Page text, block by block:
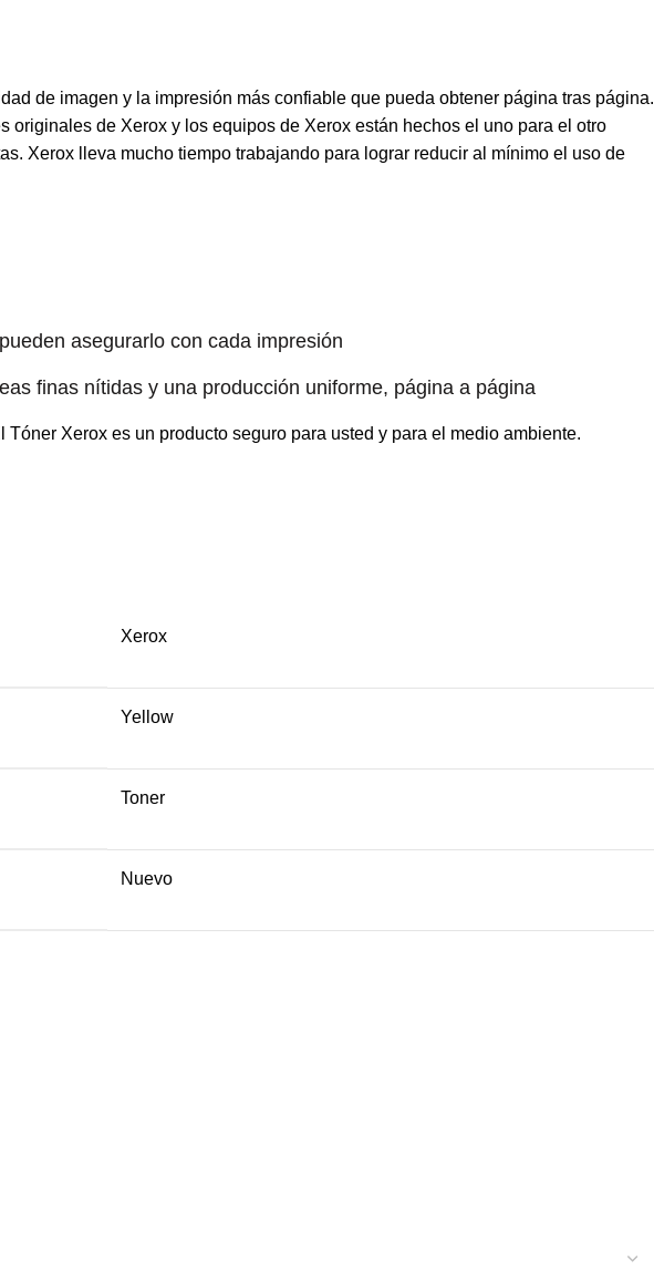
de imagen y la impresión más confiable que pueda obtener página tras página.
de Xerox y los equipos de Xerox están hechos el uno para el otro
Xerox lleva mucho tiempo trabajando para lograr reducir al mínimo el uso de
asegurarlo con cada impresión
finas nítidas y una producción uniforme, página a página
Xerox es un producto seguro para usted y para el medio ambiente.
Xerox
Yellow
Toner
Nuevo